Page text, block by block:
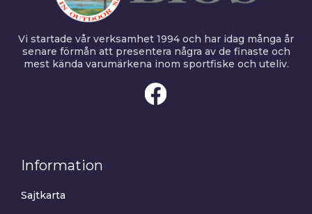
Vi startade vår verksamhet 1994 och har idag många år
senare förmån att presentera några av de finaste och
mest kända varumärkena inom sportfiske och uteliv.
Information
Sajtkarta